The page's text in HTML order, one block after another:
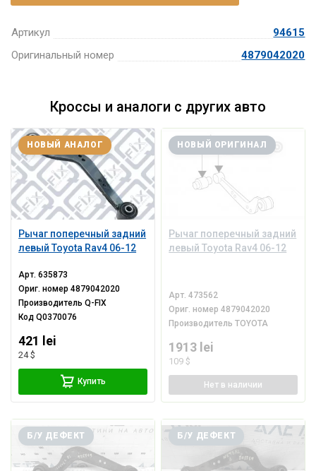
Артикул
94615
Оригинальный номер
4879042020
Кроссы и аналоги с других авто
Рычаг поперечный задний
левый Toyota Rav4 06-12
НОВЫЙ АНАЛОГ
Арт.635873
Ориг. номер4879042020
ПроизводительQ-FIX
КодQ0370076
421 lei
24 $
Купить
Рычаг поперечный задний
левый Toyota Rav4 06-12
НОВЫЙ ОРИГИНАЛ
Арт.473562
Ориг. номер4879042020
ПроизводительTOYOTA
1913 lei
109 $
Нет в наличии
Б/У ДЕФЕКТ Б/У ДЕФЕКТ